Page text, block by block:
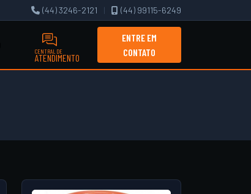
(44) 3246-2121 | (44) 99115-6249
CENTRAL DE
ATENDIMENTO
ENTRE EM
CONTATO